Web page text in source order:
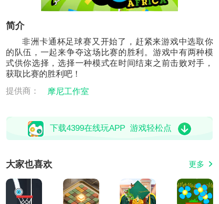
简介
非洲卡通杯足球赛又开始了，赶紧来游戏中选取你
的队伍，一起来争夺这场比赛的胜利。游戏中有两种模
式供你选择，选择一种模式在时间结束之前击败对手，
获取比赛的胜利吧！
提供商：
摩尼工作室
下载4399在线玩APP 游戏轻松点
大家也喜欢 更多